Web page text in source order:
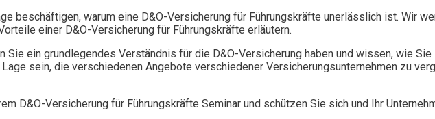
beschäftigen, warum eine D&O-Versicherung für Führungskräfte unerlässlich ist. Wir
einer D&O-Versicherung für Führungskräfte erläutern.
ein grundlegendes Verständnis für die D&O-Versicherung haben und wissen, wie
sein, die verschiedenen Angebote verschiedener Versicherungsunternehmen zu
D&O-Versicherung für Führungskräfte Seminar und schützen Sie sich und Ihr